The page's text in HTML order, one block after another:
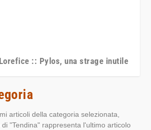
:: Pylos, una strage inutile
articoli della categoria selezionata,
"Tendina" rappresenta l'ultimo articolo